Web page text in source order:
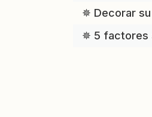
✵ Decorar
✵ 5 factores